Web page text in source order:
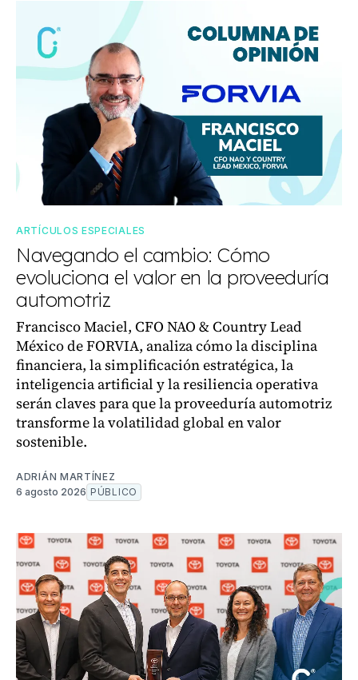
ARTÍCULOS ESPECIALES
Navegando el cambio: Cómo
evoluciona el valor en la proveeduría
automotriz
Francisco Maciel, CFO NAO & Country Lead
México de FORVIA, analiza cómo la disciplina
financiera, la simplificación estratégica, la
inteligencia artificial y la resiliencia operativa
serán claves para que la proveeduría automotriz
transforme la volatilidad global en valor
sostenible.
ADRIÁN MARTÍNEZ
6 agosto 2026 PÚBLICO